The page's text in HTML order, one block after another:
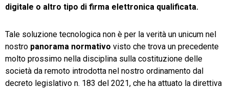
digitale o altro tipo di firma elettronica qualificata.
Tale soluzione tecnologica non è per la verità un unicum nel
nostro panorama normativo visto che trova un precedente
molto prossimo nella disciplina sulla costituzione delle
società da remoto introdotta nel nostro ordinamento dal
decreto legislativo n. 183 del 2021, che ha attuato la direttiva